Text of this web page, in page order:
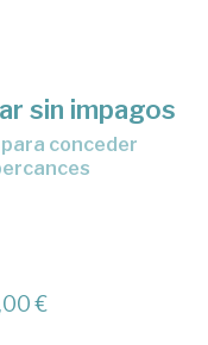
sin impagos
€